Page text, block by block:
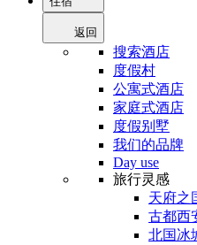
返回
搜索酒店
度假村
公寓式酒店
家庭式酒店
度假别墅
我们的品牌
Day use
旅行灵感
天府之
古都西
北国冰